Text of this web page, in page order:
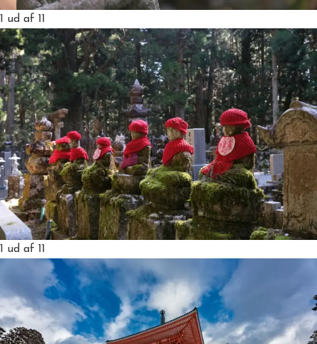
1 ud af 11
1 ud af 11